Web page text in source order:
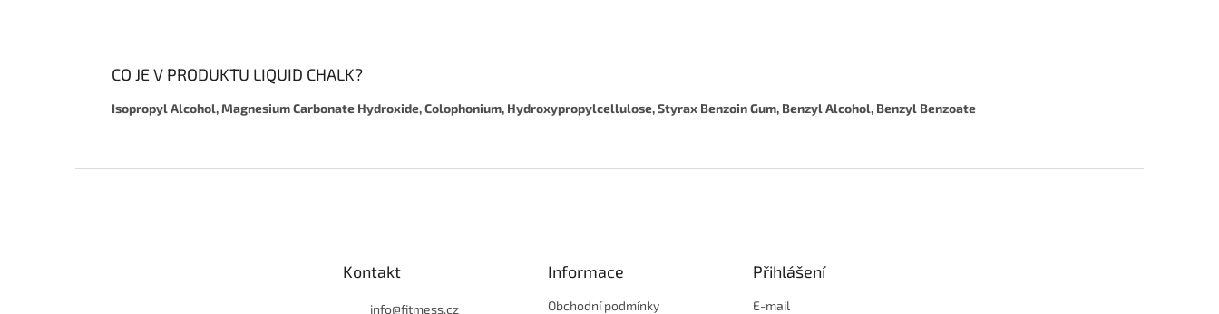
CO JE V PRODUKTU LIQUID CHALK?
Isopropyl Alcohol, Magnesium Carbonate Hydroxide, Colophonium, Hydroxypropylcellulose, Styrax Benzoin Gum, Benzyl Alcohol, Benzyl Benzoate
Kontakt
info@fitmess.cz
Informace
Obchodní podmínky
Přihlášení
E-mail